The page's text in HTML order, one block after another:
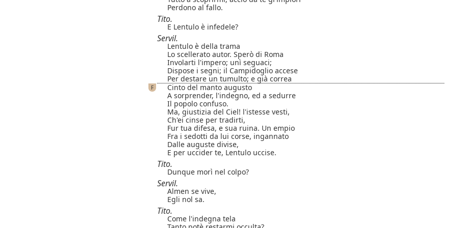
Perdono al fallo.
Tito.
E Lentulo è infedele?
Servil.
Lentulo è della trama
Lo scellerato autor. Sperò di Roma
Involarti l'impero; unì seguaci;
Dispose i segni; il Campidoglio accese
Per destare un tumulto; e già correa
F
Cinto del manto augusto
A sorprender, l'indegno, ed a sedurre
Il popolo confuso.
Ma, giustizia del Ciel! l'istesse vesti,
Ch'ei cinse per tradirti,
Fur tua difesa, e sua ruina. Un empio
Fra i sedotti da lui corse, ingannato
Dalle auguste divise,
E per uccider te, Lentulo uccise.
Tito.
Dunque morì nel colpo?
Servil.
Almen se vive,
Egli nol sa.
Tito.
Come l'indegna tela